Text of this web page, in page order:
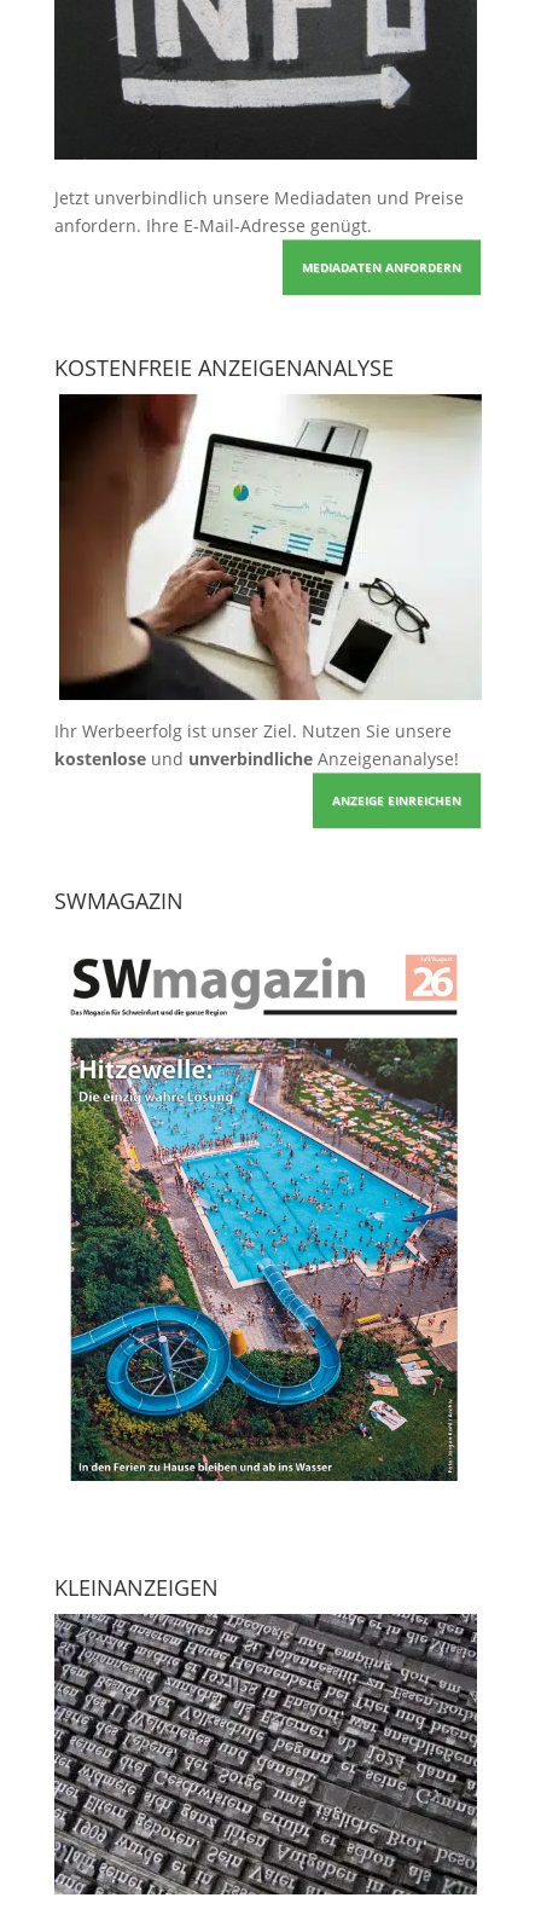
Jetzt unverbindlich unsere Mediadaten und Preise
anfordern. Ihre E-Mail-Adresse genügt.
MEDIADATEN ANFORDERN
KOSTENFREIE ANZEIGENANALYSE
Ihr Werbeerfolg ist unser Ziel. Nutzen Sie unsere
kostenloseund unverbindlicheAnzeigenanalyse!
ANZEIGE EINREICHEN
SWMAGAZIN
KLEINANZEIGEN